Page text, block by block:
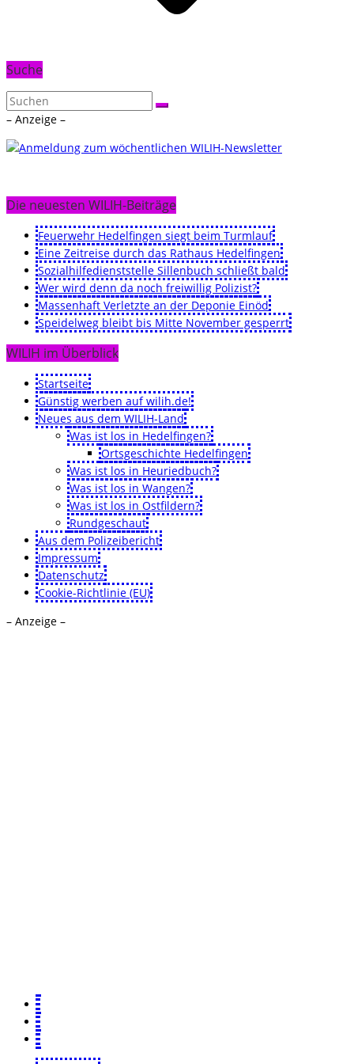
Suche
– Anzeige –
Die neuesten WILIH-Beiträge
Feuerwehr Hedelfingen siegt beim Turmlauf
Eine Zeitreise durch das Rathaus Hedelfingen
Sozialhilfedienststelle Sillenbuch schließt bald
Wer wird denn da noch freiwillig Polizist?
Massenhaft Verletzte an der Deponie Einöd
Speidelweg bleibt bis Mitte November gesperrt
WILIH im Überblick
Startseite
Günstig werben auf wilih.de!
Neues aus dem WILIH-Land
Was ist los in Hedelfingen?
Ortsgeschichte Hedelfingen
Was ist los in Heuriedbuch?
Was ist los in Wangen?
Was ist los in Ostfildern?
Rundgeschaut
Aus dem Polizeibericht
Impressum
Datenschutz
Cookie-Richtlinie (EU)
– Anzeige –